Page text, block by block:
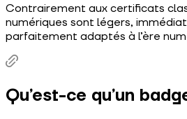
Contrairement aux certificats
numériques sont légers,
parfaitement adaptés à l’ère
Qu’est-ce qu’un